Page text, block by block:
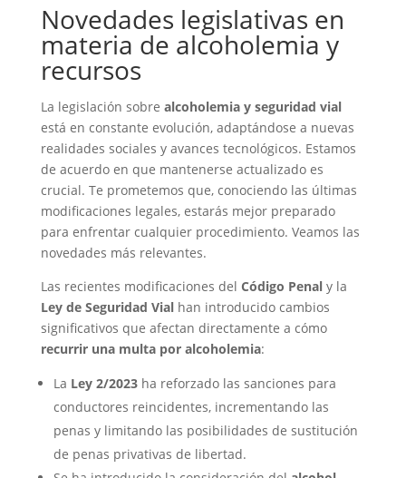
Novedades legislativas en
materia de alcoholemia y
recursos
La legislación sobre alcoholemia y seguridad vial
está en constante evolución, adaptándose a nuevas
realidades sociales y avances tecnológicos. Estamos
de acuerdo en que mantenerse actualizado es
crucial. Te prometemos que, conociendo las últimas
modificaciones legales, estarás mejor preparado
para enfrentar cualquier procedimiento. Veamos las
novedades más relevantes.
Las recientes modificaciones del Código Penaly la
Ley de Seguridad Vialhan introducido cambios
significativos que afectan directamente a cómo
recurrir una multa por alcoholemia:
La Ley 2/2023ha reforzado las sanciones para
conductores reincidentes, incrementando las
penas y limitando las posibilidades de sustitución
de penas privativas de libertad.